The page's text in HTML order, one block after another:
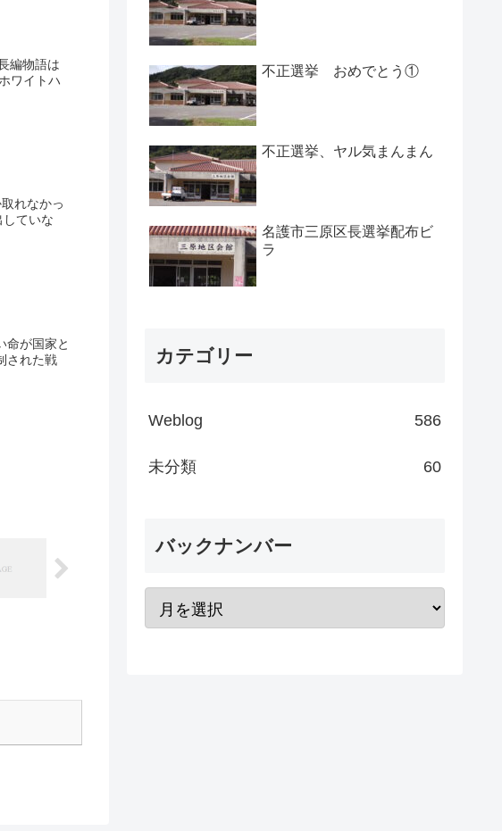
編物語は
ワイトハ
れなかっ
ていな
命が国家と
された戦
不正選挙 おめでとう①
不正選挙、ヤル気まんまん
名護市三原区長選挙配布ビ
ラ
カテゴリー
Weblog 586
未分類 60
バックナンバー